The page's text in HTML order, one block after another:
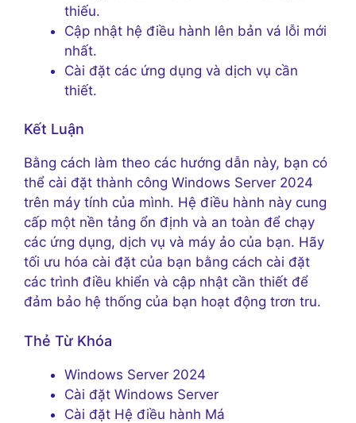
thiếu.
Cập nhật hệ điều hành lên bản vá lỗi mới
nhất.
Cài đặt các ứng dụng và dịch vụ cần
thiết.
Kết Luận
Bằng cách làm theo các hướng dẫn này, bạn có
thể cài đặt thành công Windows Server 2024
trên máy tính của mình. Hệ điều hành này cung
cấp một nền tảng ổn định và an toàn để chạy
các ứng dụng, dịch vụ và máy ảo của bạn. Hãy
tối ưu hóa cài đặt của bạn bằng cách cài đặt
các trình điều khiển và cập nhật cần thiết để
đảm bảo hệ thống của bạn hoạt động trơn tru.
Thẻ Từ Khóa
Windows Server 2024
Cài đặt Windows Server
Cài đặt Hệ điều hành Má